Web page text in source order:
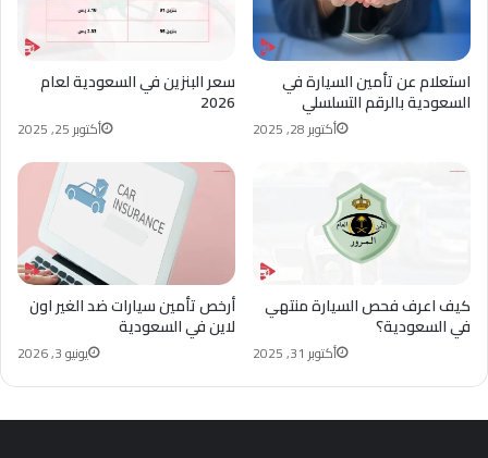
سعر البنزين في السعودية لعام
2026
أكتوبر 25, 2025
استعلام عن تأمين السيارة في
السعودية بالرقم التسلسلي
أكتوبر 28, 2025
أرخص تأمين سيارات ضد الغير اون
لاين في السعودية
يونيو 3, 2026
كيف اعرف فحص السيارة منتهي
في السعودية؟
أكتوبر 31, 2025